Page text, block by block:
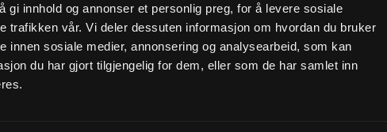
gi innhold og annonser et personlig preg, for å levere sosiale
trafikken vår. Vi deler dessuten informasjon om hvordan du bruker
innen sosiale medier, annonsering og analysearbeid, som kan
du har gjort tilgjengelig for dem, eller som de har samlet inn
Kundeservice
Kontakt oss
Finn ansatt
Nyttige lenker
Dokumentasjon VA-teknikk
Dokumentasjon Gategods